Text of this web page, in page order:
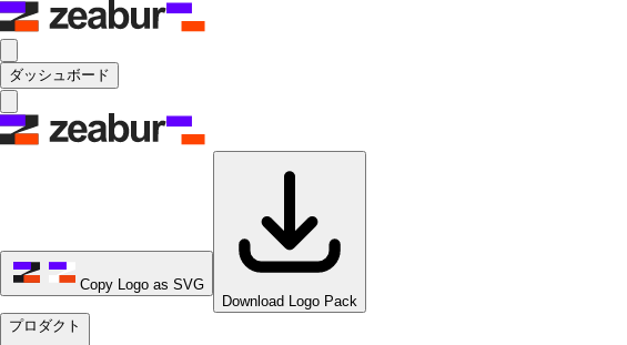
ダッシュボード
Copy Logo as SVG
Download Logo Pack
プロダクト